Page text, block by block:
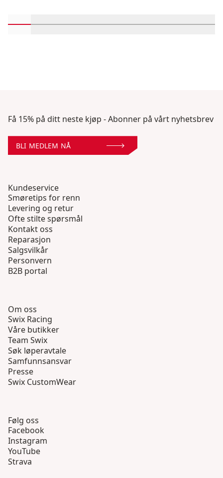
Få 15% på ditt neste kjøp - Abonner på vårt nyhetsbrev
BLI MEDLEM NÅ
Kundeservice
Smøretips for renn
Levering og retur
Ofte stilte spørsmål
Kontakt oss
Reparasjon
Salgsvilkår
Personvern
B2B portal
Om oss
Swix Racing
Våre butikker
Team Swix
Søk løperavtale
Samfunnsansvar
Presse
Swix CustomWear
Følg oss
Facebook
Instagram
YouTube
Strava